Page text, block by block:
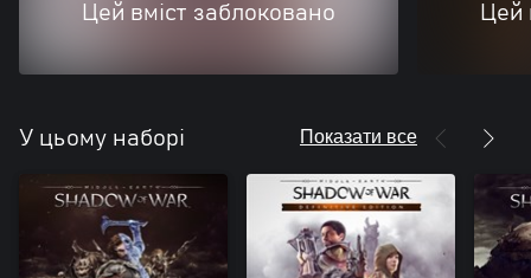
Цей вміст заблоковано Цей
У цьому наборі Показати все